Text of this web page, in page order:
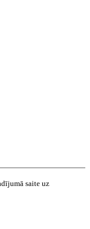
saite uz